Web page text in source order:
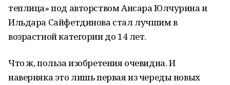
теплица» под авторством Ансара Юлчурина и
Ильдара Сайфетдинова стал лучшим в
возрастной категории до 14 лет.
Что ж, польза изобретения очевидна. И
наверняка это лишь первая из череды новых